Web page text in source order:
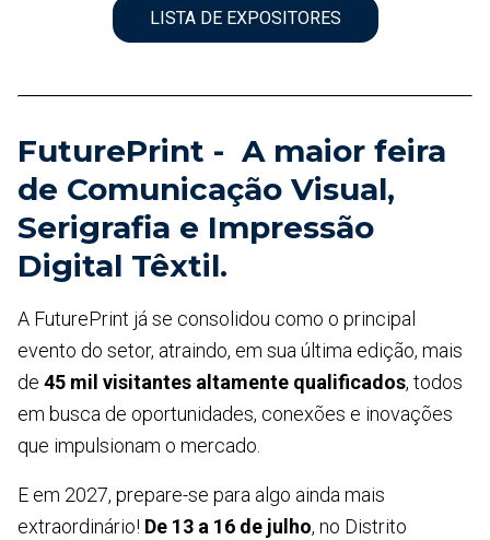
LISTA DE EXPOSITORES
FuturePrint - A maior feira
de Comunicação Visual,
Serigrafia e Impressão
Digital Têxtil.
A FuturePrint já se consolidou como o principal
evento do setor, atraindo, em sua última edição, mais
de 45 mil visitantes altamente qualificados, todos
em busca de oportunidades, conexões e inovações
que impulsionam o mercado.
E em 2027, prepare-se para algo ainda mais
extraordinário! De 13 a 16 de julho, no Distrito